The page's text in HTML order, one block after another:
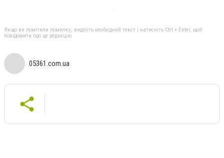
Якщо ви помітили помилку, виділіть необхідний текст і натисніть Ctrl + Enter, щоб
повідомити про це редакцію
05361.com.ua